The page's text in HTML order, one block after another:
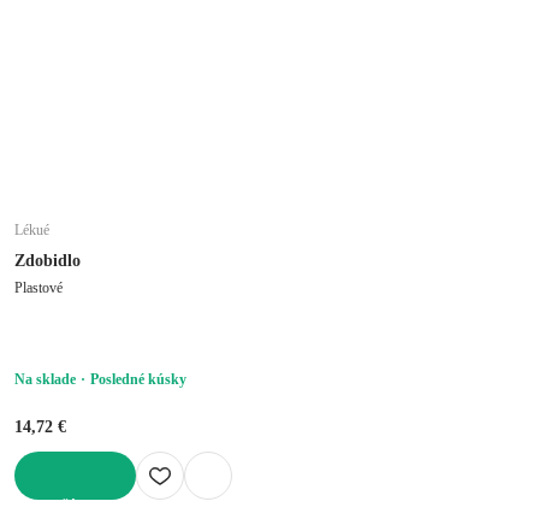
Lékué
Zdobidlo
Plastové
Na sklade Posledné kúsky
14,72 €